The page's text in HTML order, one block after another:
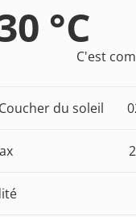
°C
C'est
du soleil